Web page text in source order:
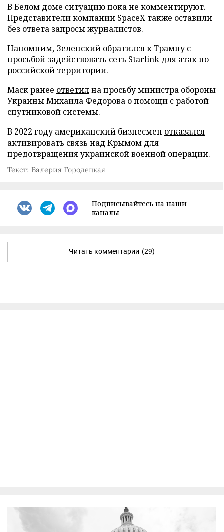
В Белом доме ситуацию пока не комментируют.
Представители компании SpaceX также оставили
без ответа запросы журналистов.
Напомним, Зеленский обратилсяк Трампу с
просьбой задействовать сеть Starlink для атак по
российской территории.
Маск ранее ответилна просьбу министра обороны
Украины Михаила Федорова о помощи с работой
спутниковой системы.
В 2022 году американский бизнесмен отказался
активировать связь над Крымом для
предотвращения украинской военной операции.
Текст: Валерия Городецкая
Подписывайтесь на наши
каналы
Читать комментарии (29)